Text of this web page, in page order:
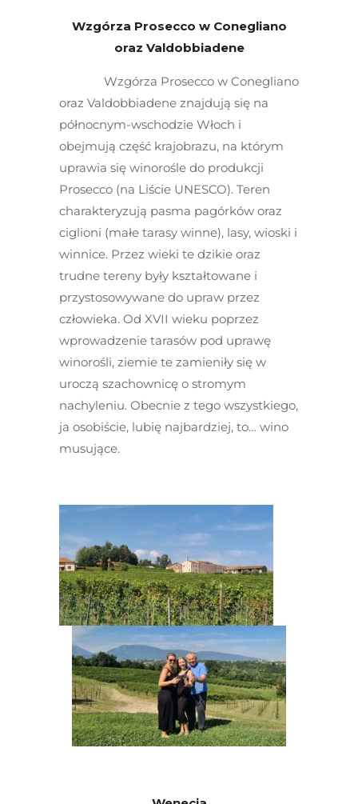
Wzgórza Prosecco w Conegliano
oraz Valdobbiadene
Wzgórza Prosecco w Conegliano
oraz Valdobbiadene znajdują się na
północnym-wschodzie Włoch i
obejmują część krajobrazu, na którym
uprawia się winorośle do produkcji
Prosecco (na Liście UNESCO). Teren
charakteryzują pasma pagórków oraz
ciglioni (małe tarasy winne), lasy, wioski i
winnice. Przez wieki te dzikie oraz
trudne tereny były kształtowane i
przystosowywane do upraw przez
człowieka. Od XVII wieku poprzez
wprowadzenie tarasów pod uprawę
winorośli, ziemie te zamieniły się w
uroczą szachownicę o stromym
nachyleniu. Obecnie z tego wszystkiego,
ja osobiście, lubię najbardziej, to… wino
musujące.